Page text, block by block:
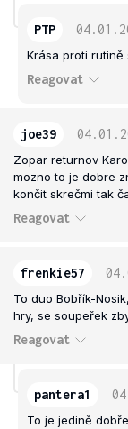
PTP
Krása proti rutině
Reagovat
joe39
Zopar returnov
mozno to je dobre
končit skrečmi tak
Reagovat
frenkie57
To duo Bobřík-
hry, se soupeřek
Reagovat
pantera1
To je jedině